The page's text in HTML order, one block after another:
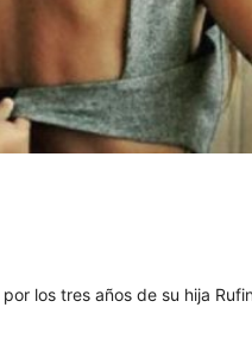
los tres años de su hija